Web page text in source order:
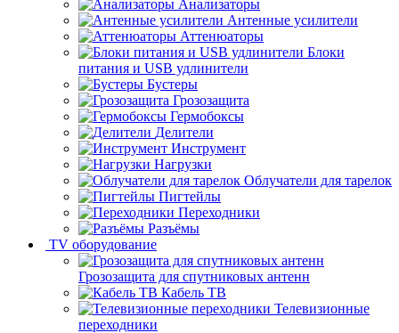
Анализаторы
Антенные усилители
Аттенюаторы
Блоки
питания и USB удлинители
Бустеры
Грозозащита
Гермобоксы
Делители
Инструмент
Нагрузки
Облучатели для тарелок
Пигтейлы
Переходники
Разъёмы
TV оборудование
Грозозащита для спутниковых антенн
Кабель ТВ
Телевизионные
переходники